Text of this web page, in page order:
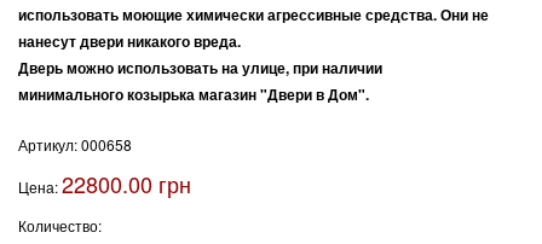
использовать моющие химически агрессивные средства. Они не
нанесут двери никакого вреда.
Дверь можно использовать на улице, при наличии
минимального козырька магазин "Двери в Дом".
Артикул:000658
Цена:22800.00 грн
Количество: